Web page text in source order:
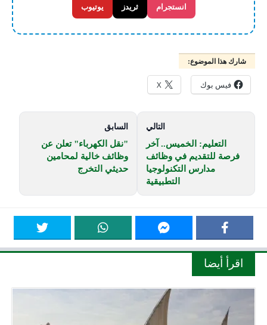
انستجرام ثريدز يوتيوب
شارك هذا الموضوع:
فيس بوك X
التالي
التعليم: الخميس.. آخر
فرصة للتقديم في وظائف
مدارس التكنولوجيا
التطبيقية
السابق
"نقل الكهرباء" تعلن عن
وظائف خالية لمحامين
حديثي التخرج
اقرأ أيضا